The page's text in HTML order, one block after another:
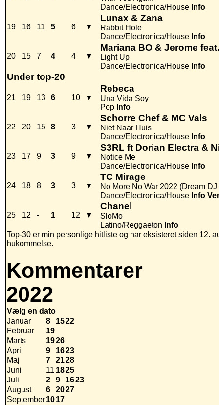
Dance/Electronica/House Info
19 16 11 5 6 ▼
Lunax & Zana
Rabbit Hole
Dance/Electronica/House Info
20 15 7 4 4 ▼
Mariana BO & Jerome
Light Up
Dance/Electronica/House Info
Under top-20
21 19 13 6 10 ▼
Rebeca
Una Vida Soy
Pop Info
22 20 15 8 3 ▼
Schorre Chef & MC Vals
Niet Naar Huis
Dance/Electronica/House Info
23 17 9 3 9 ▼
S3RL ft Dorian Electra &
Notice Me
Dance/Electronica/House Info
24 18 8 3 3 ▼
TC Mirage
No More No War 2022 (Dream
Dance/Electronica/House Info
25 12 - 1 12 ▼
Chanel
SloMo
Latino/Reggaeton Info
Top-30 er min personlige hitliste og har eksisteret siden 12.
hukommelse.
Kommentarer
2022
Vælg en dato
Januar
8 1522
Februar
19
Marts
1926
April
9 1623
Maj
7 2128
Juni
11 1825
Juli
2 9 1623
August
6 2027
September1017